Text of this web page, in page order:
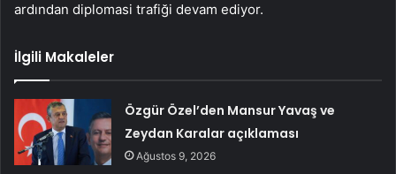
ardından diplomasi trafiği devam ediyor.
İlgili Makaleler
Özgür Özel’den Mansur Yavaş ve
Zeydan Karalar açıklaması
Ağustos 9, 2026